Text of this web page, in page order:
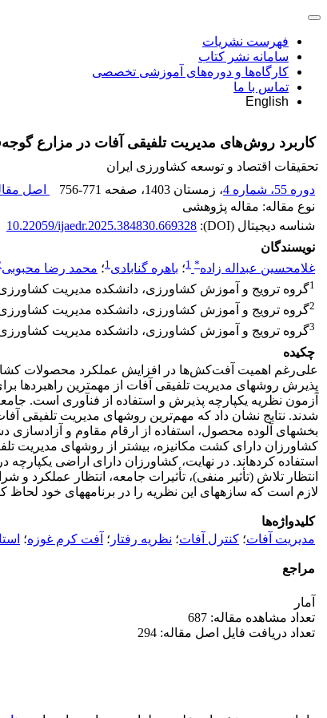
فهرست نشریات
سامانه نشر کتاب
کارگاه‌ها و دوره‌های آموزشی تخصصی
تماس با ما
English
کاربرد روش‌های مدیریت تلفیقی آفات در مزارع
تحقیقات اقتصاد و توسعه کشاورزی ایران
دوره 55، شماره 4
، زمستان 1403 ، صفحه 756-771 اصل
نوع مقاله: مقاله پژوهشی
شناسه دیجیتال (DOI):
10.22059/ijaedr.2025.384830.669328
نویسندگان
غلامحسین عبداله زاده*
1؛ باهره گنابادی1؛ محمد رضا محبوبی
1گروه ترویج و آموزش کشاورزی، دانشکده مدیریت
2گروه ترویج و آموزش کشاورزی، دانشکده مدیریت
3گروه ترویج و آموزش کشاورزی، دانشکده مدیریت
چکیده
علی‌رغم اهمیت آفت‌کش‌ها در افزایش عملکرد محصولات
پذیرش روش­های مدیریت تلفیقی آفات از مهمترین
شدند. نتایج نشان داد که مهم‌ترین روش­های مدیریت تلفیقی
بخش­های آلوده محصول، استفاده از ارقام مقاوم و آزادسازی
کشاورزان دارای کشت مکانیزه، بیشتر از روش­های مدیریت
استفاده کرده­اند. در نهایت، کشاورزان دارای اراضی
انتظار تلاش (تأثیر منفی)، تأثیرات جامعه، انتظار عملکرد
لازم است که سازه­های این نظریه را در برنامه­های خود
کلیدواژه‌ها
مدیریت آفات؛ کنترل آفات؛ نظریه رفتار ؛ آفت کرم غوزه؛
مراجع
آمار
تعداد مشاهده مقاله: 687
تعداد دریافت فایل اصل مقاله: 294